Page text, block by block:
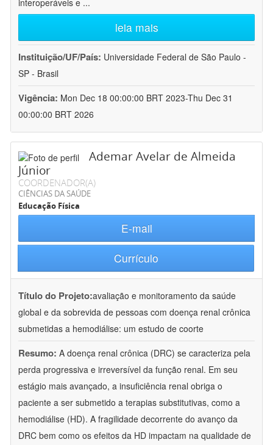
interoperáveis e ...
leia mais
Instituição/UF/País: Universidade Federal de São Paulo -
SP - Brasil
Vigência: Mon Dec 18 00:00:00 BRT 2023-Thu Dec 31
00:00:00 BRT 2026
Ademar Avelar de Almeida
Júnior
COORDENADOR(A)
CIÊNCIAS DA SAÚDE
Educação Física
E-mail
Currículo
Título do Projeto:avaliação e monitoramento da saúde
global e da sobrevida de pessoas com doença renal crônica
submetidas a hemodiálise: um estudo de coorte
Resumo: A doença renal crônica (DRC) se caracteriza pela
perda progressiva e irreversível da função renal. Em seu
estágio mais avançado, a insuficiência renal obriga o
paciente a ser submetido a terapias substitutivas, como a
hemodiálise (HD). A fragilidade decorrente do avanço da
DRC bem como os efeitos da HD impactam na qualidade de